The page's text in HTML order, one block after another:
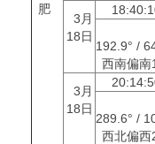
肥
3月
18日
192.9° /
西南偏南
3月
18日
289.6° /
西北偏西